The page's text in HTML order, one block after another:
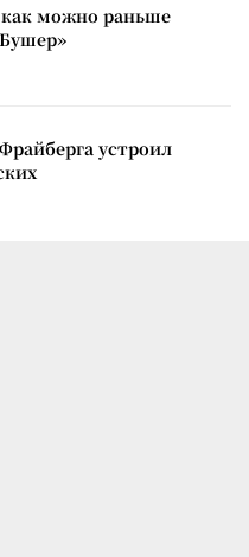
можно раньше
устроил